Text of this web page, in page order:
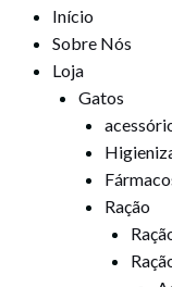
Início
Sobre Nós
Loja
Gatos
Ração